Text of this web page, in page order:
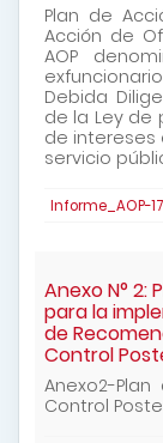
Plan de
Acción de
AOP
Debida
de la Ley de
de intereses
servicio
Informe_AOP-
Anexo N° 2:
para la
de
Control
Anexo2-
Control